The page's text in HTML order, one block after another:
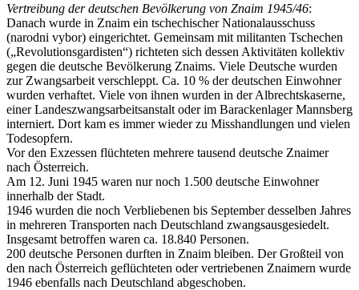
Vertreibung der deutschen Bevölkerung von Znaim 1945/46:
Danach wurde in Znaim ein tschechischer Nationalausschuss
(narodni vybor) eingerichtet. Gemeinsam mit militanten Tschechen
(„Revolutionsgardisten“) richteten sich dessen Aktivitäten kollektiv
gegen die deutsche Bevölkerung Znaims. Viele Deutsche wurden
zur Zwangsarbeit verschleppt. Ca. 10 % der deutschen Einwohner
wurden verhaftet. Viele von ihnen wurden in der Albrechtskaserne,
einer Landeszwangsarbeitsanstalt oder im Barackenlager Mannsberg
interniert. Dort kam es immer wieder zu Misshandlungen und vielen
Todesopfern.
Vor den Exzessen flüchteten mehrere tausend deutsche Znaimer
nach Österreich.
Am 12. Juni 1945 waren nur noch 1.500 deutsche Einwohner
innerhalb der Stadt.
1946 wurden die noch Verbliebenen bis September desselben Jahres
in mehreren Transporten nach Deutschland zwangsausgesiedelt.
Insgesamt betroffen waren ca. 18.840 Personen.
200 deutsche Personen durften in Znaim bleiben. Der Großteil von
den nach Österreich geflüchteten oder vertriebenen Znaimern wurde
1946 ebenfalls nach Deutschland abgeschoben.